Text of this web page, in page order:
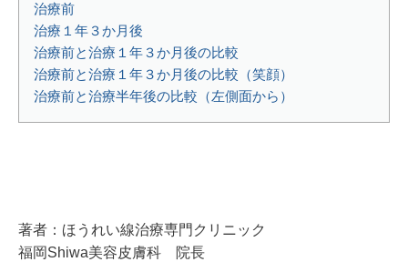
治療前
治療１年３か月後
治療前と治療１年３か月後の比較
治療前と治療１年３か月後の比較（笑顔）
治療前と治療半年後の比較（左側面から）
著者：ほうれい線治療専門クリニック
福岡Shiwa美容皮膚科 院長